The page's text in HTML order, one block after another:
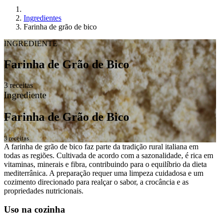
Ingredientes
Farinha de grão de bico
INGREDIENTE
Farinha de Grão de Bico
3 receitas
Ingrediente
Farinha de Grão de Bico
3 receitas
A farinha de grão de bico faz parte da tradição rural italiana em
todas as regiões. Cultivada de acordo com a sazonalidade, é rica em
vitaminas, minerais e fibra, contribuindo para o equilíbrio da dieta
mediterrânica. A preparação requer uma limpeza cuidadosa e um
cozimento direcionado para realçar o sabor, a crocância e as
propriedades nutricionais.
Uso na cozinha